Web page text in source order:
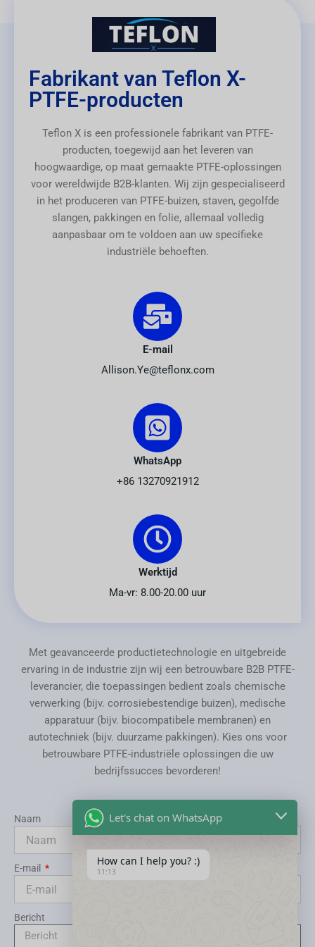
Fabrikant van Teflon X-
PTFE-producten
Teflon X is een professionele fabrikant van PTFE-
producten, toegewijd aan het leveren van
hoogwaardige, op maat gemaakte PTFE-oplossingen
voor wereldwijde B2B-klanten. Wij zijn gespecialiseerd
in het produceren van PTFE-buizen, staven, gegolfde
slangen, pakkingen en folie, allemaal volledig
aanpasbaar om te voldoen aan uw specifieke
industriële behoeften.
E-mail
Allison.Ye@teflonx.com
WhatsApp
+86 13270921912
Werktijd
Ma-vr: 8.00-20.00 uur
Met geavanceerde productietechnologie en uitgebreide
ervaring in de industrie zijn wij een betrouwbare B2B PTFE-
leverancier, die toepassingen bedient zoals chemische
verwerking (bijv. corrosiebestendige buizen), medische
apparatuur (bijv. biocompatibele membranen) en
autotechniek (bijv. duurzame pakkingen). Kies ons voor
betrouwbare PTFE-industriële oplossingen die uw
bedrijfssucces bevorderen!
Naam
E-mail
Bericht
Let's chat on WhatsApp
How can I help you? :)
11:13